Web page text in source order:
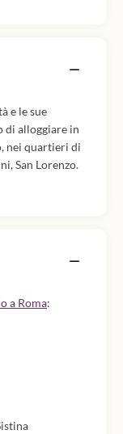
e le sue
di alloggiare in
nei quartieri di
San Lorenzo.
a Roma: